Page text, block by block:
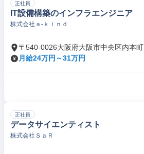
正社員
IT設備構築のインフラエンジニア
株式会社ａ‐ｋｉｎｄ
〒540-0026大阪府大阪市中央区内本町
月給24万円～31万円
正社員
データサイエンティスト
株式会社ＳａＲ